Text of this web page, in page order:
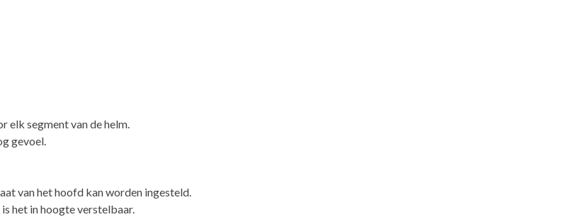
elk segment van de helm.
gevoel.
van het hoofd kan worden ingesteld.
het in hoogte verstelbaar.